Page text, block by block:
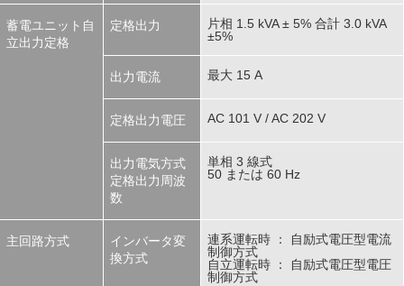
蓄電ユニット自
立出力定格
定格出力
片相 1.5 kVA ± 5% 合計 3.0 kVA
±5%
出力電流 最大 15 A
定格出力電圧 AC 101 V / AC 202 V
出力電気方式
定格出力周波
数
単相 3 線式
50 または 60 Hz
主回路方式
インバータ変
換方式
連系運転時 ： 自励式電圧型電流
制御方式
自立運転時 ： 自励式電圧型電圧
制御方式